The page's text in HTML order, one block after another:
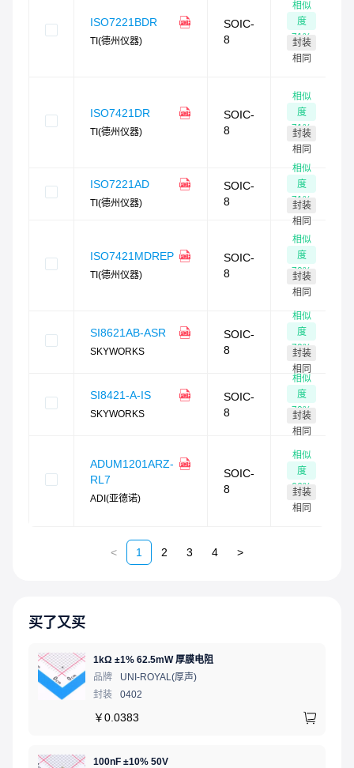
ISO7221BDR
TI(德州仪器)
SOIC-
8
相似
度
71%
封装
相同
ISO7421DR
TI(德州仪器)
SOIC-
8
相似
度
71%
封装
相同
ISO7221AD
TI(德州仪器)
SOIC-
8
相似
度
71%
封装
相同
ISO7421MDREP
TI(德州仪器)
SOIC-
8
相似
度
70%
封装
相同
SI8621AB-ASR
SKYWORKS
SOIC-
8
相似
度
70%
封装
相同
SI8421-A-IS
SKYWORKS
SOIC-
8
相似
度
70%
封装
相同
ADUM1201ARZ-
RL7
ADI(亚德诺)
SOIC-
8
相似
度
66%
封装
相同
< 1 2 3 4 >
买了又买
1kΩ ±1% 62.5mW 厚膜电阻
品牌
UNI-ROYAL(厚声)
封装
0402
￥0.0383
100nF ±10% 50V